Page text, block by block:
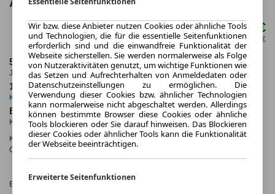
ab mtl.222,00 €
netto mtl. 186,55 €
5.000,0 km
Jahrliche Fahrleistung
60 Monate
Laufzeit
1 km
Kilometerstand
ca. 103 kW (140 PS)
Leistung
Benzin
Kraftstoff
Kraftstoffverbr.¹: ca. 6,0 l/100km(komb.)
CO
-Emissionen*:ca. 141 g/km(komb.)
Effizienzklasse:
CO₂-
KLASSE
Wir bzw. diese Anbieter nutzen Cookies oder ähnliche Tools
und Technologien, die für die essentielle Seitenfunktionen
erforderlich sind und die einwandfreie Funktionalität der
Webseite sicherstellen. Sie werden normalerweise als Folge
von Nutzeraktivitäten genutzt, um wichtige Funktionen wie
das Setzen und Aufrechterhalten von Anmeldedaten oder
Datenschutzeinstellungen zu ermöglichen. Die
Verwendung dieser Cookies bzw. ähnlicher Technologien
kann normalerweise nicht abgeschaltet werden. Allerdings
können bestimmte Browser diese Cookies oder ähnliche
Tools blockieren oder Sie darauf hinweisen. Das Blockieren
dieser Cookies oder ähnlicher Tools kann die Funktionalität
der Webseite beeinträchtigen.
Erweiterte Seitenfunktionen